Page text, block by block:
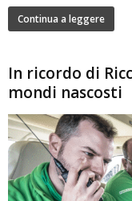
Continua a leggere
In ricordo di
mondi nascosti